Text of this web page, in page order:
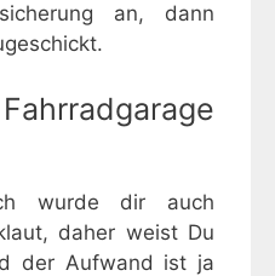
an, dann
wurde dir auch
daher weist Du
der Aufwand ist ja